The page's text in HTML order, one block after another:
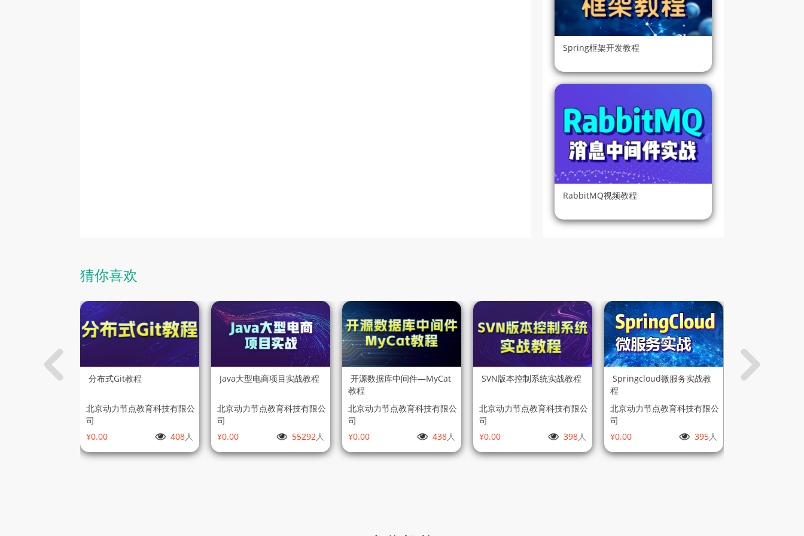
【录播】第17课 环境搭建
（15分钟）
第18课
【录播】第18课 显示数据列
表（12分钟）
第19课
【录播】第19课 上传文件到
Web服务器（12分钟）
第20课
【录播】第20课 文件上传
（14分钟）
第21课
【录播】第22课 文件下载
（17分钟）
第23课
【录播】第23课 文件删除（8
分钟）
【录播】第24课 Spring文件
上传大小限制（4分钟）
第25课
Spring框架开发教程
RabbitMQ视频教程
猜你喜欢
微服务 分布式Git教程
北京动力节点教育科技有限公
司
¥0.00
408人
Java大型电商项目实战教程
北京动力节点教育科技有限公
司
¥0.00
55292人
开源数据库中间件—MyCat
教程
北京动力节点教育科技有限公
司
¥0.00
438人
SVN版本控制系统实战教程
北京动力节点教育科技有限公
司
¥0.00
398人
Springcloud微服务实战教
程
北京动力节点教育科技有限公
司
¥0.00
395人
SSH框架全套